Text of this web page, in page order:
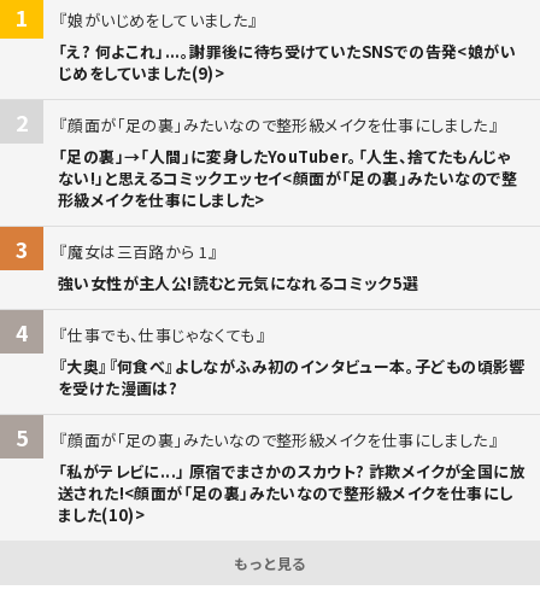
1
娘がいじめをしていました
「え? 何よこれ」...。謝罪後に待ち受けていたSNSでの告発<娘がい
じめをしていました(9)>
2
顔面が「足の裏」みたいなので整形級メイクを仕事にしました
「足の裏」→「人間」に変身したYouTuber。「人生、捨てたもんじゃ
ない!」と思えるコミックエッセイ<顔面が「足の裏」みたいなので整
形級メイクを仕事にしました>
3
魔女は三百路から 1
強い女性が主人公!読むと元気になれるコミック5選
4
仕事でも、仕事じゃなくても
『大奥』『何食べ』よしながふみ初のインタビュー本。子どもの頃影響
を受けた漫画は?
5
顔面が「足の裏」みたいなので整形級メイクを仕事にしました
「私がテレビに...」 原宿でまさかのスカウト? 詐欺メイクが全国に放
送された!<顔面が「足の裏」みたいなので整形級メイクを仕事にし
ました(10)>
もっと見る